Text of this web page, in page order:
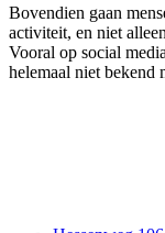
Bovendien gaan
activiteit, en niet
Vooral op social
helemaal niet bekend